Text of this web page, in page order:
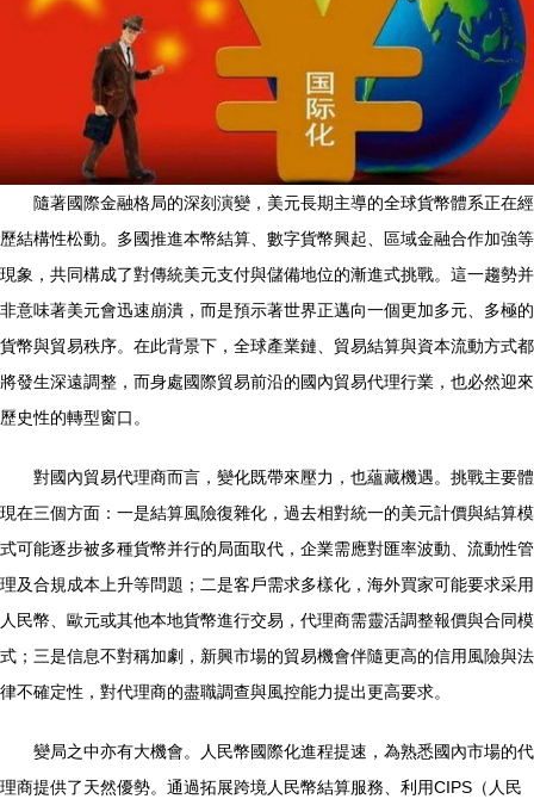
隨著國際金融格局的深刻演變，美元長期主導的全球貨幣體系正在經
歷結構性松動。多國推進本幣結算、數字貨幣興起、區域金融合作加強等
現象，共同構成了對傳統美元支付與儲備地位的漸進式挑戰。這一趨勢并
非意味著美元會迅速崩潰，而是預示著世界正邁向一個更加多元、多極的
貨幣與貿易秩序。在此背景下，全球產業鏈、貿易結算與資本流動方式都
將發生深遠調整，而身處國際貿易前沿的國內貿易代理行業，也必然迎來
歷史性的轉型窗口。
對國內貿易代理商而言，變化既帶來壓力，也蘊藏機遇。挑戰主要體
現在三個方面：一是結算風險復雜化，過去相對統一的美元計價與結算模
式可能逐步被多種貨幣并行的局面取代，企業需應對匯率波動、流動性管
理及合規成本上升等問題；二是客戶需求多樣化，海外買家可能要求采用
人民幣、歐元或其他本地貨幣進行交易，代理商需靈活調整報價與合同模
式；三是信息不對稱加劇，新興市場的貿易機會伴隨更高的信用風險與法
律不確定性，對代理商的盡職調查與風控能力提出更高要求。
變局之中亦有大機會。人民幣國際化進程提速，為熟悉國內市場的代
理商提供了天然優勢。通過拓展跨境人民幣結算服務、利用CIPS（人民